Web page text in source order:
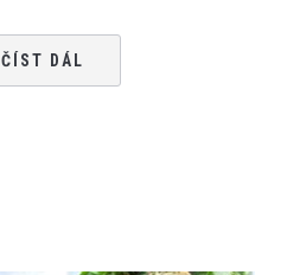
ČÍST DÁL